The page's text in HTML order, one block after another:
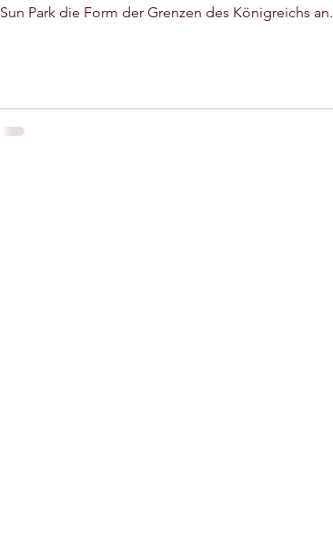
Sun Park die Form der Grenzen des Königreichs an.